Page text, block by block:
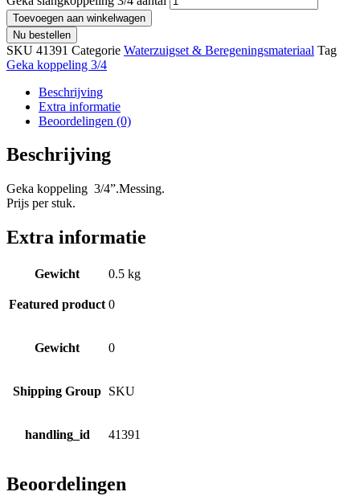
Toevoegen aan winkelwagen
Nu bestellen
SKU 41391 Categorie Waterzuigset & Beregeningsmateriaal Tag
Geka koppeling 3/4
Beschrijving
Extra informatie
Beoordelingen (0)
Beschrijving
Geka koppeling 3/4”.Messing.
Prijs per stuk.
Extra informatie
Gewicht 0.5 kg
Featured product 0
Gewicht 0
Shipping Group SKU
handling_id 41391
Beoordelingen